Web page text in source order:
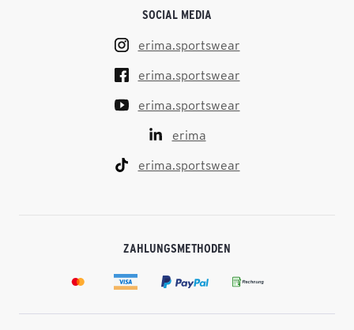
SOCIAL MEDIA
erima.sportswear
erima.sportswear
erima.sportswear
erima
erima.sportswear
ZAHLUNGSMETHODEN